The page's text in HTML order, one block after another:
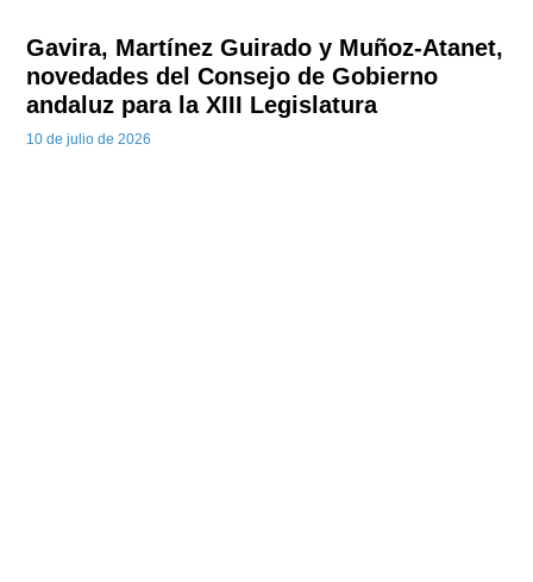
Gavira, Martínez Guirado y Muñoz-Atanet,
novedades del Consejo de Gobierno
andaluz para la XIII Legislatura
10 de julio de 2026